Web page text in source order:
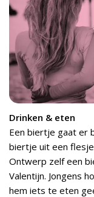
Drinken & eten
Een biertje gaat er
biertje uit een
Ontwerp zelf een
Valentijn. Jongens
hem iets te eten